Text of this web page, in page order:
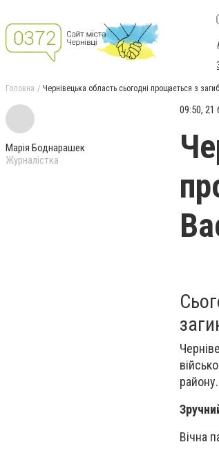
Головна Чернівецька область сьогодні прощається з
Марія Боднарашек
Журналістка
09:50, 21
району.
Вічна